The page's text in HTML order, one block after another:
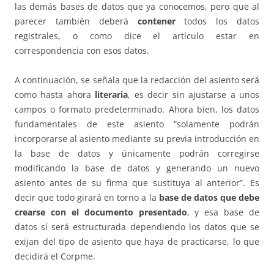
las demás bases de datos que ya conocemos, pero que al
parecer también deberá contenertodos los datos
registrales, o como dice el artículo estar en
correspondencia con esos datos.
A continuación, se señala que la redacción del asiento será
como hasta ahora literaria, es decir sin ajustarse a unos
campos o formato predeterminado. Ahora bien, los datos
fundamentales de este asiento “solamente podrán
incorporarse al asiento mediante su previa introducción en
la base de datos y únicamente podrán corregirse
modificando la base de datos y generando un nuevo
asiento antes de su firma que sustituya al anterior”. Es
decir que todo girará en torno a la base de datos que debe
crearse con el documento presentado, y esa base de
datos sí será estructurada dependiendo los datos que se
exijan del tipo de asiento que haya de practicarse, lo que
decidirá el Corpme.